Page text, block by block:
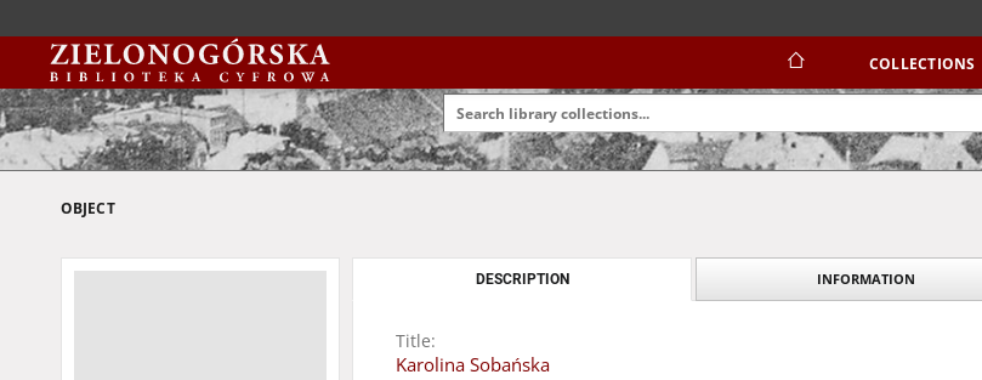
COLLECTIONS
OBJECT
DESCRIPTION INFORMATION
Title:
Karolina Sobańska